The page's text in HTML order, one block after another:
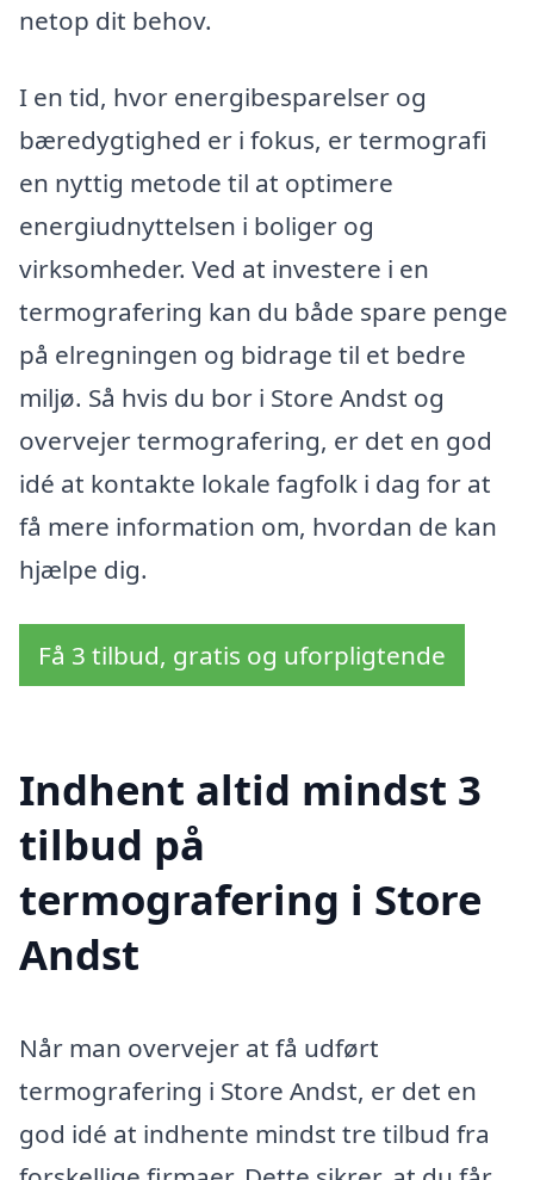
netop dit behov.
I en tid, hvor energibesparelser og
bæredygtighed er i fokus, er termografi
en nyttig metode til at optimere
energiudnyttelsen i boliger og
virksomheder. Ved at investere i en
termografering kan du både spare penge
på elregningen og bidrage til et bedre
miljø. Så hvis du bor i Store Andst og
overvejer termografering, er det en god
idé at kontakte lokale fagfolk i dag for at
få mere information om, hvordan de kan
hjælpe dig.
Få 3 tilbud, gratis og uforpligtende
Indhent altid mindst 3
tilbud på
termografering i Store
Andst
Når man overvejer at få udført
termografering i Store Andst, er det en
god idé at indhente mindst tre tilbud fra